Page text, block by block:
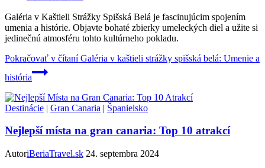
Galéria v Kaštieli Strážky Spišská Belá je fascinujúcim spojením
umenia a histórie. Objavte bohaté zbierky umeleckých diel a užite si
jedinečnú atmosféru tohto kultúrneho pokladu.
Pokračovať v čítaníGaléria v kaštieli strážky spišská belá: Umenie a
história
Destinácie | Gran Canaria | Španielsko
Nejlepší místa na gran canaria: Top 10 atrakcí
AutoriBeriaTravel.sk 24. septembra 2024